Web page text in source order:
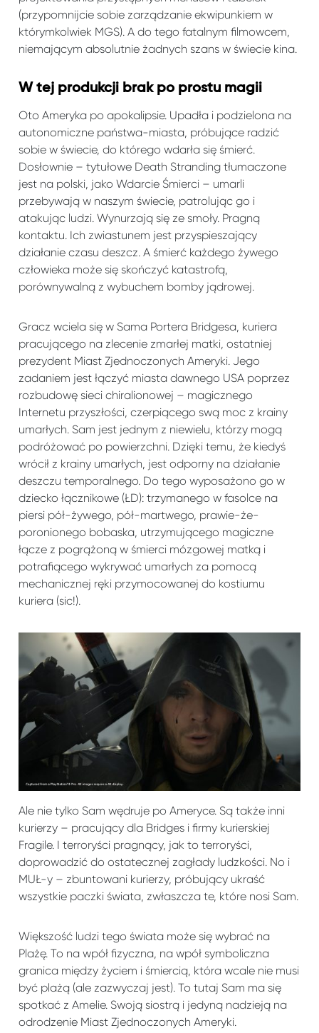
(przypomnijcie sobie zarządzanie ekwipunkiem w
którymkolwiek MGS). A do tego fatalnym filmowcem,
niemającym absolutnie żadnych szans w świecie kina.
W tej produkcji brak po prostu magii
Oto Ameryka po apokalipsie. Upadła i podzielona na
autonomiczne państwa-miasta, próbujące radzić
sobie w świecie, do którego wdarła się śmierć.
Dosłownie – tytułowe Death Stranding tłumaczone
jest na polski, jako Wdarcie Śmierci – umarli
przebywają w naszym świecie, patrolując go i
atakując ludzi. Wynurzają się ze smoły. Pragną
kontaktu. Ich zwiastunem jest przyspieszający
działanie czasu deszcz. A śmierć każdego żywego
człowieka może się skończyć katastrofą,
porównywalną z wybuchem bomby jądrowej.
Gracz wciela się w Sama Portera Bridgesa, kuriera
pracującego na zlecenie zmarłej matki, ostatniej
prezydent Miast Zjednoczonych Ameryki. Jego
zadaniem jest łączyć miasta dawnego USA poprzez
rozbudowę sieci chiralionowej – magicznego
Internetu przyszłości, czerpiącego swą moc z krainy
umarłych. Sam jest jednym z niewielu, którzy mogą
podróżować po powierzchni. Dzięki temu, że kiedyś
wrócił z krainy umarłych, jest odporny na działanie
deszczu temporalnego. Do tego wyposażono go w
dziecko łącznikowe (ŁD): trzymanego w fasolce na
piersi pół-żywego, pół-martwego, prawie-że-
poronionego bobaska, utrzymującego magiczne
łącze z pogrążoną w śmierci mózgowej matką i
potrafiącego wykrywać umarłych za pomocą
mechanicznej ręki przymocowanej do kostiumu
kuriera (sic!).
Ale nie tylko Sam wędruje po Ameryce. Są także inni
kurierzy – pracujący dla Bridges i firmy kurierskiej
Fragile. I terroryści pragnący, jak to terroryści,
doprowadzić do ostatecznej zagłady ludzkości. No i
MUŁ-y – zbuntowani kurierzy, próbujący ukraść
wszystkie paczki świata, zwłaszcza te, które nosi Sam.
Większość ludzi tego świata może się wybrać na
Plażę. To na wpół fizyczna, na wpół symboliczna
granica między życiem i śmiercią, która wcale nie musi
być plażą (ale zazwyczaj jest). To tutaj Sam ma się
spotkać z Amelie. Swoją siostrą i jedyną nadzieją na
odrodzenie Miast Zjednoczonych Ameryki.